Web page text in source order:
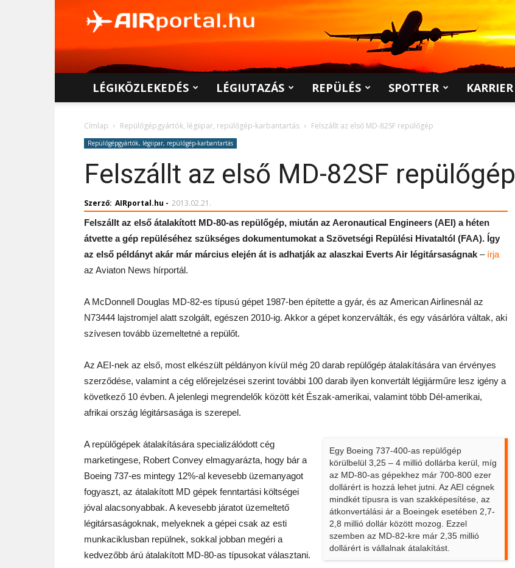
LÉGIKÖZLEKEDÉS LÉGIUTAZÁS REPÜLÉS SPOTTER KARRIER
Címlap Repülőgépgyártók, légiipar, repülőgép-karbantartás Felszállt az első MD-82SF repülőgép
Repülőgépgyártók, légiipar, repülőgép-karbantartás
Felszállt az első MD-82SF repülőgép
Szerző: AIRportal.hu - 2013.02.21.
Felszállt az első átalakított MD-80-as repülőgép, miután az Aeronautical Engineers (AEI) a héten
átvette a gép repüléséhez szükséges dokumentumokat a Szövetségi Repülési Hivataltól (FAA). Így
az első példányt akár már március elején át is adhatják az alaszkai Everts Air légitársaságnak – írja
az Aviaton News hírportál.
A McDonnell Douglas MD-82-es típusú gépet 1987-ben építette a gyár, és az American Airlinesnál az
N73444 lajstromjel alatt szolgált, egészen 2010-ig. Akkor a gépet konzerválták, és egy vásárlóra váltak, aki
szívesen tovább üzemeltetné a repülőt.
Az AEI-nek az első, most elkészült példányon kívül még 20 darab repülőgép átalakítására van érvényes
szerződése, valamint a cég előrejelzései szerint további 100 darab ilyen konvertált légijárműre lesz igény a
következő 10 évben. A jelenlegi megrendelők között két Észak-amerikai, valamint több Dél-amerikai,
afrikai ország légitársasága is szerepel.
Egy Boeing 737-400-as repülőgép
körülbelül 3,25 – 4 millió dollárba kerül, míg
az MD-80-as gépekhez már 700-800 ezer
dollárért is hozzá lehet jutni. Az AEI cégnek
mindkét típusra is van szakképesítése, az
átkonvertálási ár a Boeingek esetében 2,7-
2,8 millió dollár között mozog. Ezzel
szemben az MD-82-kre már 2,35 millió
dollárért is vállalnak átalakítást.
A repülőgépek átalakítására specializálódott cég
marketingese, Robert Convey elmagyarázta, hogy bár a
Boeing 737-es mintegy 12%-al kevesebb üzemanyagot
fogyaszt, az átalakított MD gépek fenntartási költségei
jóval alacsonyabbak. A kevesebb járatot üzemeltető
légitársaságoknak, melyeknek a gépei csak az esti
munkaciklusban repülnek, sokkal jobban megéri a
kedvezőbb árú átalakított MD-80-as típusokat választani.